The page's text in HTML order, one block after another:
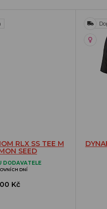
RLX SS TEE M
SEED
DODAVATELE
DNÍ
Kč